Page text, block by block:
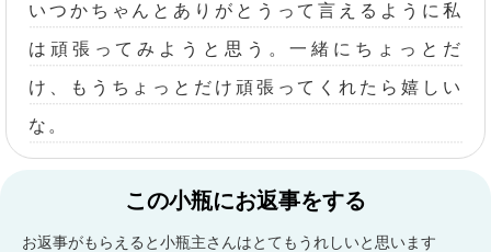
いつかちゃんとありがとうって言えるように私
は頑張ってみようと思う。一緒にちょっとだ
け、もうちょっとだけ頑張ってくれたら嬉しい
な。
この小瓶にお返事をする
お返事がもらえると小瓶主さんはとてもうれしいと思います